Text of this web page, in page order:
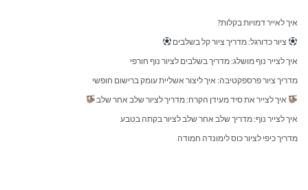
איך לאייר דמויות בקלות?
ציור כדורגל: מדריך ציור קל בשלבים
איך לצייר נוף מושלג: מדריך בשלבים לציור נוף חורפי
מדריך ציור פרספקטיבה: איך ליצור אשליית עומק ברישום חופשי
איך לצייר את סיד מעידן הקרח: מדריך לציור שלב אחר שלב
איך לצייר נוף: מדריך שלב אחר שלב לציור בקתה בטבע
מדריך כיפי לציור כוס לימונדה חמודה